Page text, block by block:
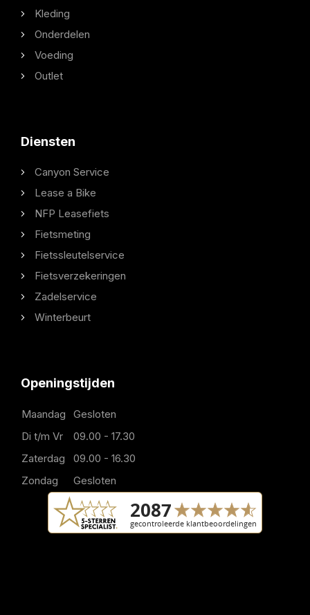
Kleding
Onderdelen
Voeding
Outlet
Diensten
Canyon Service
Lease a Bike
NFP Leasefiets
Fietsmeting
Fietssleutelservice
Fietsverzekeringen
Zadelservice
Winterbeurt
Openingstijden
Maandag
Gesloten
Di t/m Vr
09.00 - 17.30
Zaterdag
09.00 - 16.30
Zondag
Gesloten